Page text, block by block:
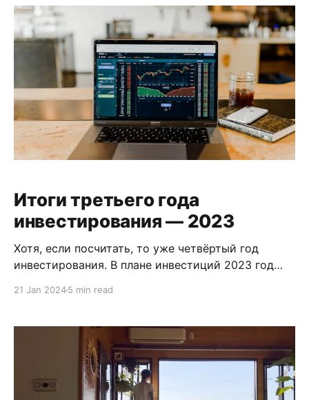
денег, которые ушли на это хобби. А теперь более
подробно. Зачем? В прошлом году я
Итоги третьего года
инвестирования — 2023
Хотя, если посчитать, то уже четвёртый год
инвестирования. В плане инвестиций 2023 год
часть бумаг у меня оттуда), её не случилось. Или
случилось, но не так страшно,
21 Jan 20245 min read